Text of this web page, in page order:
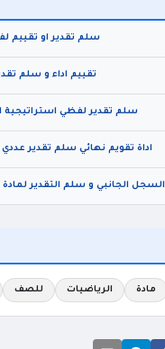
سلم تقدير او تقييم
تقييم اداء و سلم
سلم تقدير لفظي استراتيجية
اداة تقويم نهائي سلم تقدير عددي
السجل الجانبي و سلم التقدير لمادة
مادة الرياضيات للصف